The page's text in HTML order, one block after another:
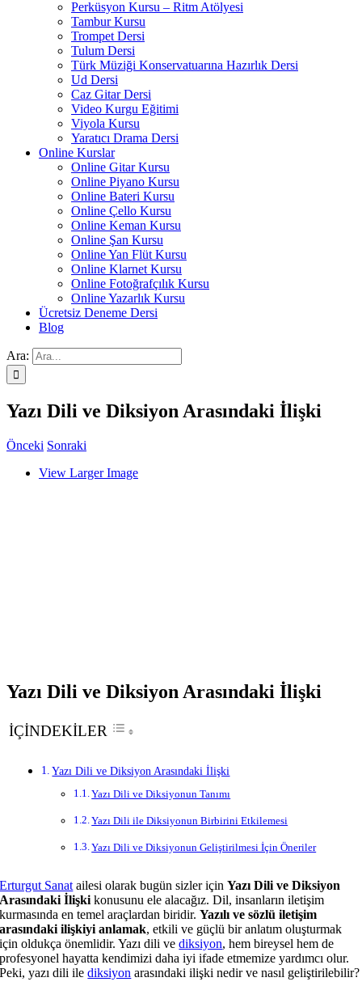
Perküsyon Kursu – Ritm Atölyesi
Tambur Kursu
Trompet Dersi
Tulum Dersi
Türk Müziği Konservatuarına Hazırlık Dersi
Ud Dersi
Caz Gitar Dersi
Video Kurgu Eğitimi
Viyola Kursu
Yaratıcı Drama Dersi
Online Kurslar
Online Gitar Kursu
Online Piyano Kursu
Online Bateri Kursu
Online Çello Kursu
Online Keman Kursu
Online Şan Kursu
Online Yan Flüt Kursu
Online Klarnet Kursu
Online Fotoğrafçılık Kursu
Online Yazarlık Kursu
Ücretsiz Deneme Dersi
Blog
Ara:
Yazı Dili ve Diksiyon Arasındaki İlişki
Önceki Sonraki
View Larger Image
Yazı Dili ve Diksiyon Arasındaki İlişki
İÇİNDEKİLER
Yazı Dili ve Diksiyon Arasındaki İlişki
Yazı Dili ve Diksiyonun Tanımı
Yazı Dili ile Diksiyonun Birbirini Etkilemesi
Yazı Dili ve Diksiyonun Geliştirilmesi İçin Öneriler
Erturgut Sanat ailesi olarak bugün sizler içinYazı Dili ve Diksiyon
Arasındaki İlişki konusunu ele alacağız. Dil, insanların iletişim
kurmasında en temel araçlardan biridir.Yazılı ve sözlü iletişim
arasındaki ilişkiyi anlamak, etkili ve güçlü bir anlatım oluşturmak
için oldukça önemlidir. Yazı dili vediksiyon, hem bireysel hem de
profesyonel hayatta kendimizi daha iyi ifade etmemize yardımcı olur.
Peki, yazı dili ilediksiyon arasındaki ilişki nedir ve nasıl geliştirilebilir?